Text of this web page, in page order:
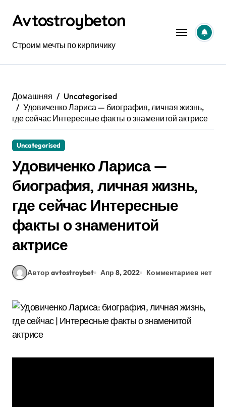
содержанию
Avtostroybeton
Строим мечты по кирпичику
Домашняя
Uncategorised
Удовиченко Лариса — биография, личная жизнь,
где сейчас Интересные факты о знаменитой актрисе
Uncategorised
Удовиченко Лариса —
биография, личная жизнь,
где сейчас Интересные
факты о знаменитой
актрисе
Автор avtostroybet Апр 8, 2022 Комментариев нет